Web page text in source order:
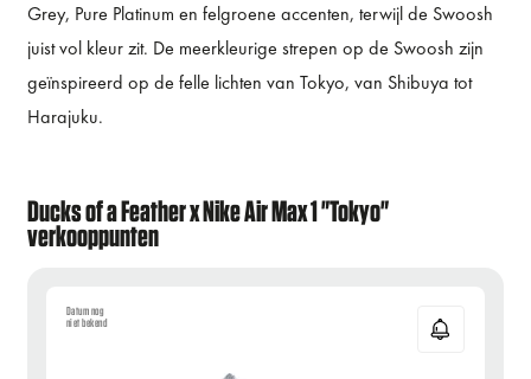
Grey, Pure Platinum en felgroene accenten, terwijl de Swoosh
juist vol kleur zit. De meerkleurige strepen op de Swoosh zijn
geïnspireerd op de felle lichten van Tokyo, van Shibuya tot
Harajuku.
Ducks of a Feather x Nike Air Max 1 "Tokyo"
verkooppunten
Datum nog
niet bekend